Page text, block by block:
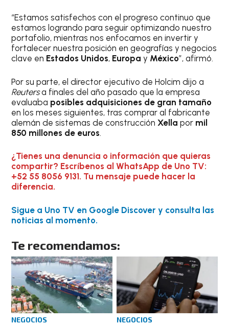
“Estamos satisfechos con el progreso continuo que
estamos logrando para seguir optimizando nuestro
portafolio, mientras nos enfocamos en invertir y
fortalecer nuestra posición en geografías y negocios
clave en Estados Unidos, Europa y México”, afirmó.
Por su parte, el director ejecutivo de Holcim dijo a
Reutersa finales del año pasado que la empresa
evaluaba posibles adquisiciones de gran tamaño
en los meses siguientes, tras comprar al fabricante
alemán de sistemas de construcciónXella por mil
850 millones de euros.
¿Tienes una denuncia o información que quieras
compartir? Escríbenos al WhatsApp de Uno TV:
+52 55 8056 9131. Tu mensaje puede hacer la
diferencia.
Sigue a Uno TV en Google Discover y consulta las
noticias al momento.
Te recomendamos:
NEGOCIOS
NEGOCIOS